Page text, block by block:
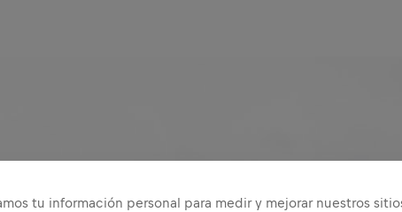
tu información personal para medir y mejorar nuestros